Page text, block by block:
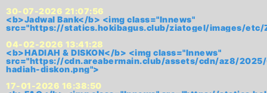
30-07-2026 21:07:56
<b>Jadwal Bank</b> <img class="lnnews"
src="https://statics.hokibagus.club/ziatogel/images/etc/
04-02-2026 13:41:28
<b>HADIAH & DISKON</b> <img class="lnnews"
src="https://cdn.areabermain.club/assets/cdn/az8/
hadiah-diskon.png">
17-01-2026 16:38:50